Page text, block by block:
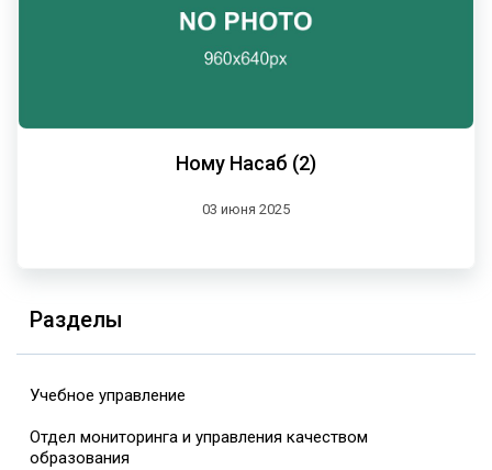
Ному Насаб (2)
03 июня 2025
Разделы
Учебное управление
Отдел мониторинга и управления качеством
образования